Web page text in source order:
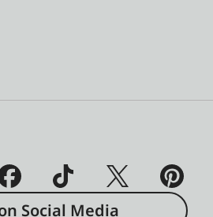
Social Media